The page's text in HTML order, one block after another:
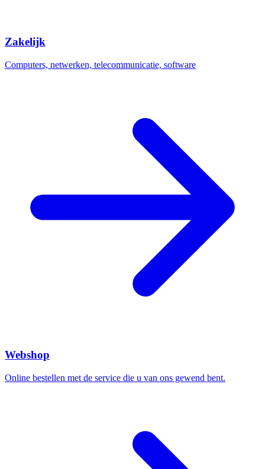
Zakelijk
Computers, netwerken, telecommunicatie, software
Webshop
Online bestellen met de service die u van ons gewend bent.